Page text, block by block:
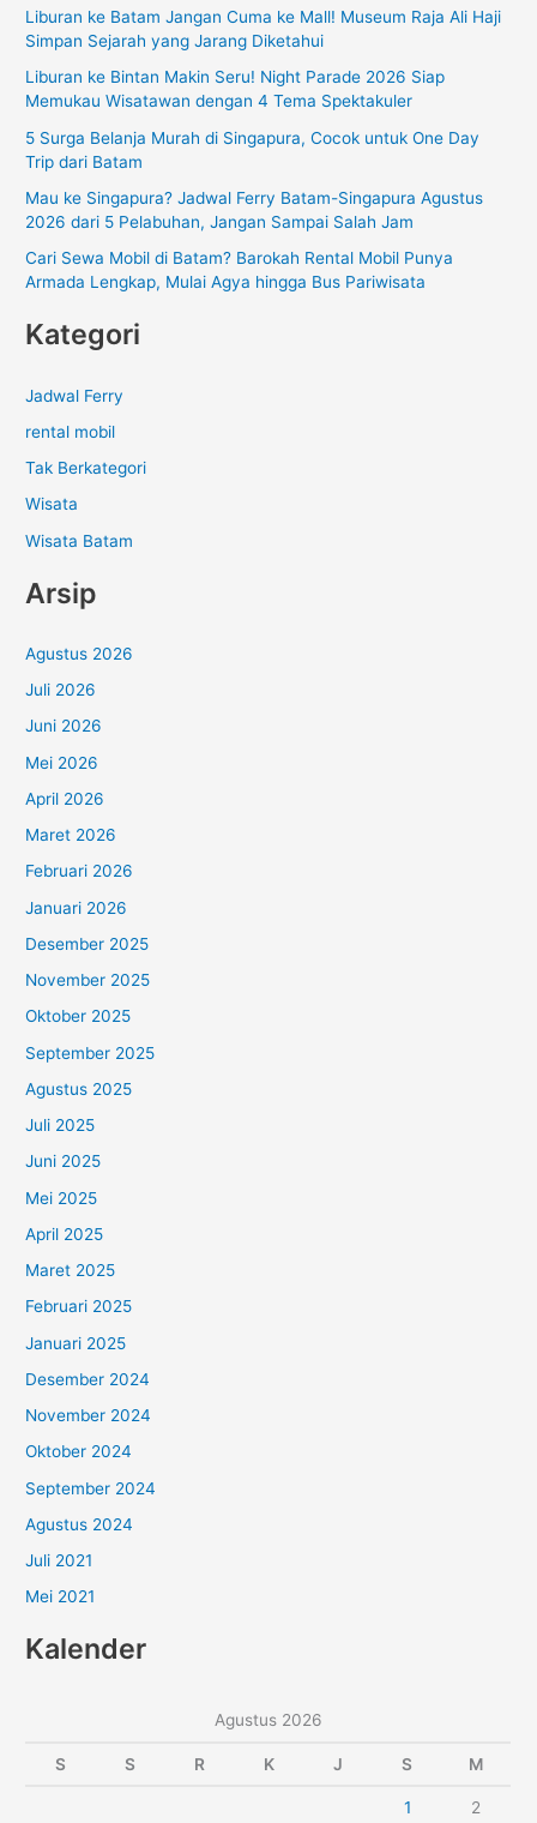
u
n
t
Liburan ke Batam Jangan Cuma ke Mall! Museum Raja Ali Haji
Simpan Sejarah yang Jarang Diketahui
Liburan ke Bintan Makin Seru! Night Parade 2026 Siap
Memukau Wisatawan dengan 4 Tema Spektakuler
5 Surga Belanja Murah di Singapura, Cocok untuk One Day
Trip dari Batam
Mau ke Singapura? Jadwal Ferry Batam-Singapura Agustus
2026 dari 5 Pelabuhan, Jangan Sampai Salah Jam
Cari Sewa Mobil di Batam? Barokah Rental Mobil Punya
Armada Lengkap, Mulai Agya hingga Bus Pariwisata
Kategori
Jadwal Ferry
rental mobil
Tak Berkategori
Wisata
Wisata Batam
Arsip
Agustus 2026
Juli 2026
Juni 2026
Mei 2026
April 2026
Maret 2026
Februari 2026
Januari 2026
Desember 2025
November 2025
Oktober 2025
September 2025
Agustus 2025
Juli 2025
Juni 2025
Mei 2025
April 2025
Maret 2025
Februari 2025
Januari 2025
Desember 2024
November 2024
Oktober 2024
September 2024
Agustus 2024
Juli 2021
Mei 2021
Kalender
Agustus 2026
S S R K J S M
1 2